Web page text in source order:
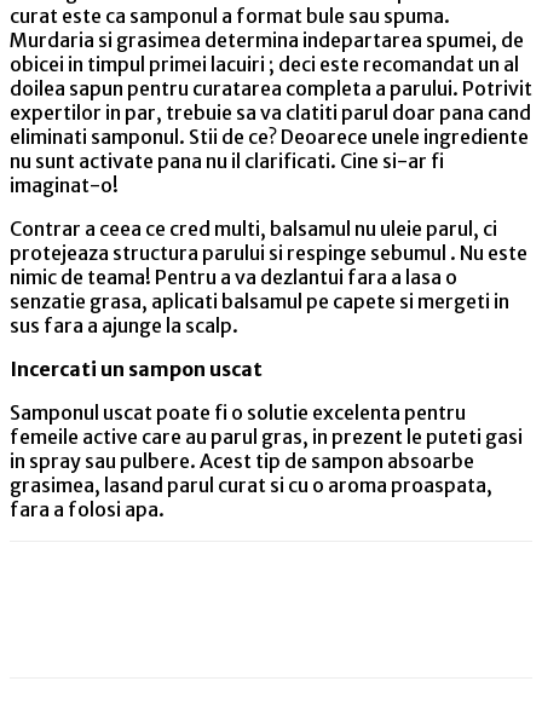
curat este ca samponul a format bule sau spuma.
Murdaria si grasimea determina indepartarea spumei, de
obicei in timpul primei lacuiri ; deci este recomandat un al
doilea sapun pentru curatarea completa a parului. Potrivit
expertilor in par, trebuie sa va clatiti parul doar pana cand
eliminati samponul. Stii de ce? Deoarece unele ingrediente
nu sunt activate pana nu il clarificati. Cine si-ar fi
imaginat-o!
Contrar a ceea ce cred multi, balsamul nu uleie parul, ci
protejeaza structura parului si respinge sebumul . Nu este
nimic de teama! Pentru a va dezlantui fara a lasa o
senzatie grasa, aplicati balsamul pe capete si mergeti in
sus fara a ajunge la scalp.
Incercati un sampon uscat
Samponul uscat poate fi o solutie excelenta pentru
femeile active care au parul gras, in prezent le puteti gasi
in spray sau pulbere. Acest tip de sampon absoarbe
grasimea, lasand parul curat si cu o aroma proaspata,
fara a folosi apa.